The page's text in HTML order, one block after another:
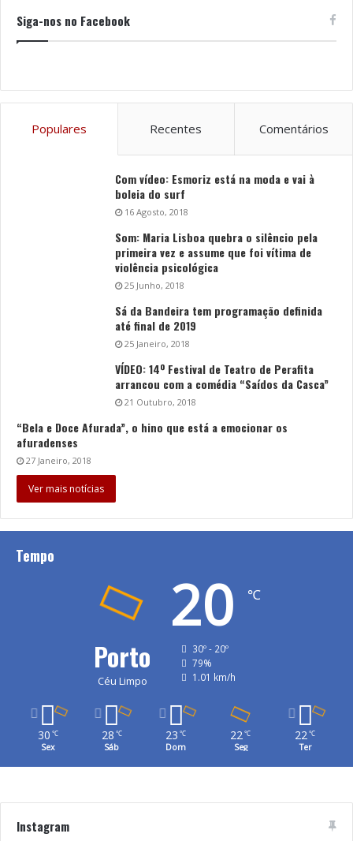
Siga-nos no Facebook
Populares Recentes Comentários
Com vídeo: Esmoriz está na moda e vai à
boleia do surf
16 Agosto, 2018
Som: Maria Lisboa quebra o silêncio pela
primeira vez e assume que foi vítima de
violência psicológica
25 Junho, 2018
Sá da Bandeira tem programação definida
até final de 2019
25 Janeiro, 2018
VÍDEO: 14º Festival de Teatro de Perafita
arrancou com a comédia “Saídos da Casca”
21 Outubro, 2018
“Bela e Doce Afurada”, o hino que está a emocionar os
afuradenses
27 Janeiro, 2018
Ver mais notícias
Tempo
Porto
Céu Limpo
20 ℃
30º - 20º
79%
1.01 km/h
30 ℃
Sex
28 ℃
Sáb
23 ℃
Dom
22℃
Seg
22℃
Ter
Instagram